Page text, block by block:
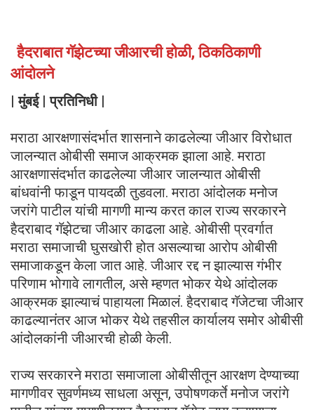
हैदराबात गॅझेटच्या जीआरची होळी, ठिकठिकाणी
आंदोलने
| मुंबई | प्रतिनिधी |
मराठा आरक्षणासंदर्भात शासनाने काढलेल्या जीआर विरोधात
जालन्यात ओबीसी समाज आक्रमक झाला आहे. मराठा
आरक्षणासंदर्भात काढलेल्या जीआर जालन्यात ओबीसी
बांधवांनी फाडून पायदळी तुडवला. मराठा आंदोलक मनोज
जरांगे पाटील यांची मागणी मान्य करत काल राज्य सरकारने
हैदराबाद गॅझेटचा जीआर काढला आहे. ओबीसी प्रवर्गात
मराठा समाजाची घुसखोरी होत असल्याचा आरोप ओबीसी
समाजाकडून केला जात आहे. जीआर रद्द न झाल्यास गंभीर
परिणाम भोगावे लागतील, असे म्हणत भोकर येथे आंदोलक
आक्रमक झाल्याचं पाहायला मिळालं. हैदराबाद गॅजेटचा जीआर
काढल्यानंतर आज भोकर येथे तहसील कार्यालय समोर ओबीसी
आंदोलकांनी जीआरची होळी केली.
राज्य सरकारने मराठा समाजाला ओबीसीतून आरक्षण देण्याच्या
मागणीवर सुवर्णमध्य साधला असून, उपोषणकर्ते मनोज जरांगे